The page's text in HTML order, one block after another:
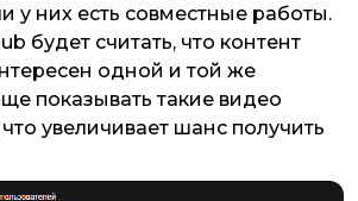
у них есть совместные работы.
будет считать, что контент
одной и той же
показывать такие видео
увеличивает шанс получить